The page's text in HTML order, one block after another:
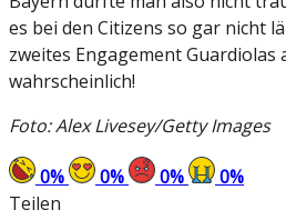
es bei den Citizens so gar nicht
zweites Engagement Guardiolas
wahrscheinlich!
Foto: Alex Livesey/Getty Images
0% 0% 0% 0%
Teilen